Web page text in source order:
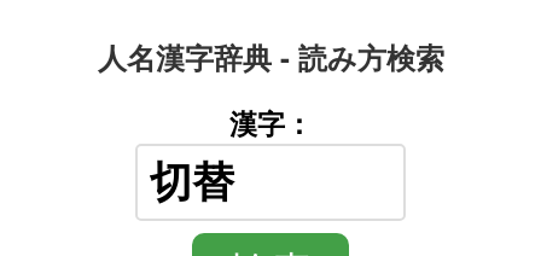
人名漢字辞典 - 読み方検索
漢字：